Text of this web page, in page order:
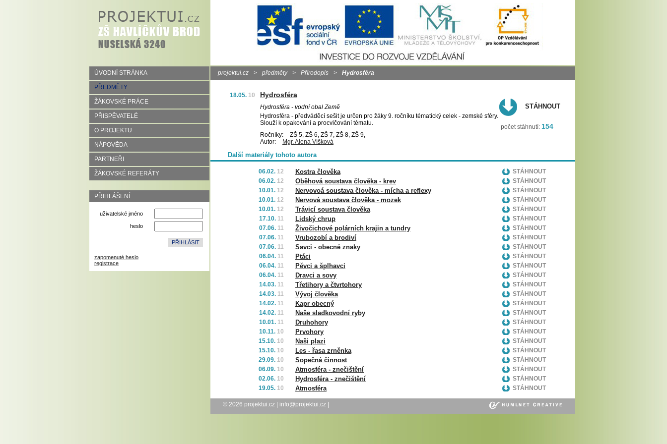
ÚVODNÍ STRÁNKA
PŘEDMĚTY
ŽÁKOVSKÉ PRÁCE
PŘISPĚVATELÉ
O PROJEKTU
NÁPOVĚDA
PARTNEŘI
ŽÁKOVSKÉ REFERÁTY
PŘIHLÁŠENÍ
uživatelské jméno
heslo
zapomenuté heslo
registrace
projektui.cz > předměty > Přírodopis > Hydrosféra
18.05. 10 Hydrosféra
Hydrosféra - vodní obal Země
Hydrosféra - předváděcí sešit je určen pro žáky 9. ročníku tématický celek - zemské sféry.
Slouží k opakování a procvičování tématu.
Ročníky:
ZŠ 5, ZŠ 6, ZŠ 7, ZŠ 8, ZŠ 9,
Autor:
Mgr. Alena Víšková
STÁHNOUT
počet stáhnutí: 154
Další materiály tohoto autora
06.02. 12 Kostra člověka
STÁHNOUT
06.02. 12 Oběhová soustava člověka - krev
STÁHNOUT
10.01. 12 Nervovoá soustava člověka - mícha a reflexy
STÁHNOUT
10.01. 12 Nervová soustava člověka - mozek
STÁHNOUT
10.01. 12 Trávicí soustava člověka
STÁHNOUT
17.10. 11 Lidský chrup
STÁHNOUT
07.06. 11 Živočichové polárních krajin a tundry
STÁHNOUT
07.06. 11 Vrubozobí a brodiví
STÁHNOUT
07.06. 11 Savci - obecné znaky
STÁHNOUT
06.04. 11 Ptáci
STÁHNOUT
06.04. 11 Pěvci a šplhavci
STÁHNOUT
06.04. 11 Dravci a sovy
STÁHNOUT
14.03. 11 Třetihory a čtvrtohory
STÁHNOUT
14.03. 11 Vývoj člověka
STÁHNOUT
14.02. 11 Kapr obecný
STÁHNOUT
14.02. 11 Naše sladkovodní ryby
STÁHNOUT
10.01. 11 Druhohory
STÁHNOUT
10.11. 10 Prvohory
STÁHNOUT
15.10. 10 Naši plazi
STÁHNOUT
15.10. 10 Les - řasa zrněnka
STÁHNOUT
29.09. 10 Sopečná činnost
STÁHNOUT
06.09. 10 Atmosféra - znečištění
STÁHNOUT
02.06. 10 Hydrosféra - znečištění
STÁHNOUT
19.05. 10 Atmosféra STÁHNOUT
© 2026 projektui.cz info@projektui.cz